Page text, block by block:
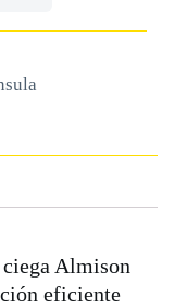
Almison
eficiente